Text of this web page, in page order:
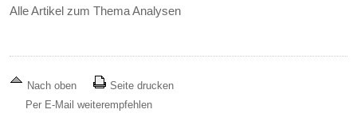
Alle Artikel zum Thema Analysen
Nach oben
Seite drucken
Per E-Mail weiterempfehlen